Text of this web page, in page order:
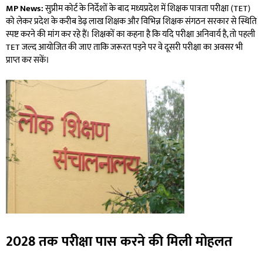
MP News:सुप्रीम कोर्ट के निर्देशों के बाद मध्यप्रदेश में शिक्षक पात्रता परीक्षा (TET)
को लेकर प्रदेश के करीब डेढ़ लाख शिक्षक और विभिन्न शिक्षक संगठन सरकार से स्थिति
स्पष्ट करने की मांग कर रहे हैं। शिक्षकों का कहना है कि यदि परीक्षा अनिवार्य है, तो पहली
TET जल्द आयोजित की जाए ताकि जरूरत पड़ने पर वे दूसरी परीक्षा का अवसर भी
प्राप्त कर सकें।
2028 तक परीक्षा पास करने की मिली मोहलत